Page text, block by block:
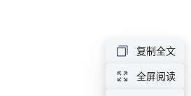
复制全文
全屏阅读